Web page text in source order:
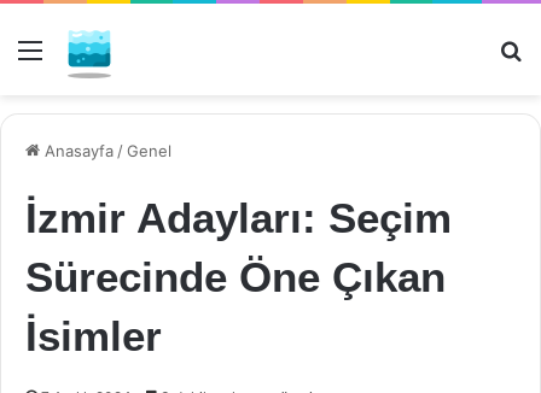
Menü
Anasayfa /Genel
İzmir Adayları: Seçim
Sürecinde Öne Çıkan
İsimler